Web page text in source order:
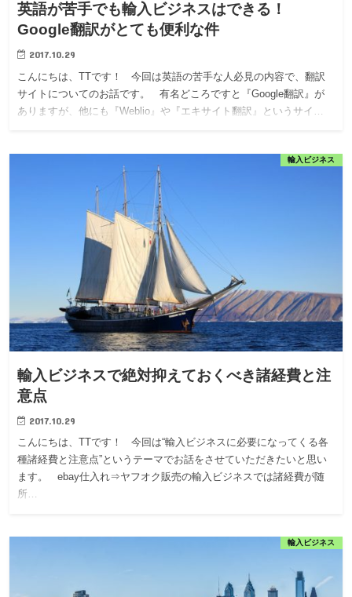
英語が苦手でも輸入ビジネスはできる！
Google翻訳がとても便利な件
2017.10.29
こんにちは、TTです！ 今回は英語の苦手な人必見の内容で、翻訳
サイトについてのお話です。 有名どころですと『Google翻訳』が
ありますが、他にも『Weblio』や『エキサイト翻訳』というサイ…
輸入ビジネス
輸入ビジネスで絶対抑えておくべき諸経費と注
意点
2017.10.29
こんにちは、TTです！ 今回は“輸入ビジネスに必要になってくる各
種諸経費と注意点”というテーマでお話をさせていただきたいと思い
ます。 ebay仕入れ⇒ヤフオク販売の輸入ビジネスでは諸経費が随
所…
輸入ビジネス